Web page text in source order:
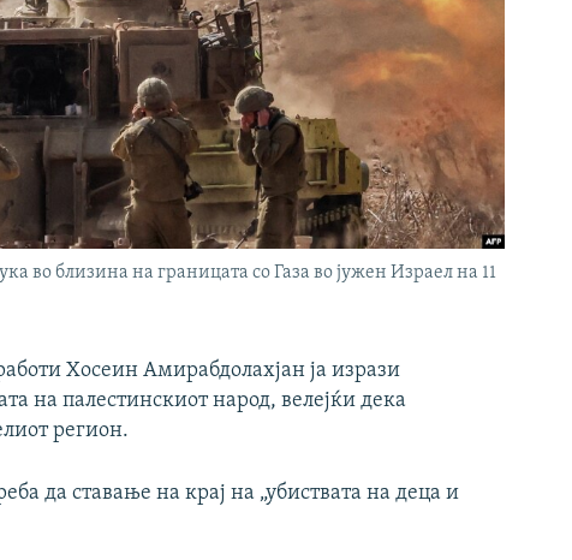
во близина на границата со Газа во јужен Израел на 11
Хосеин Амирабдолахјан ја изрази
на палестинскиот народ, велејќи дека
регион.
да ставање на крај на „убиствата на деца и